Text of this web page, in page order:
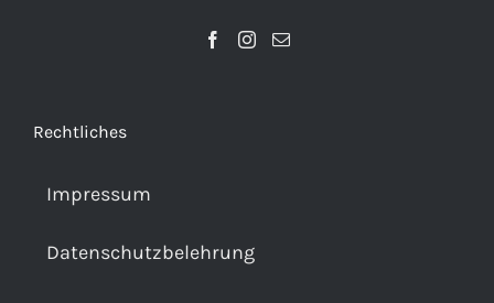
Rechtliches
Impressum
Datenschutzbelehrung